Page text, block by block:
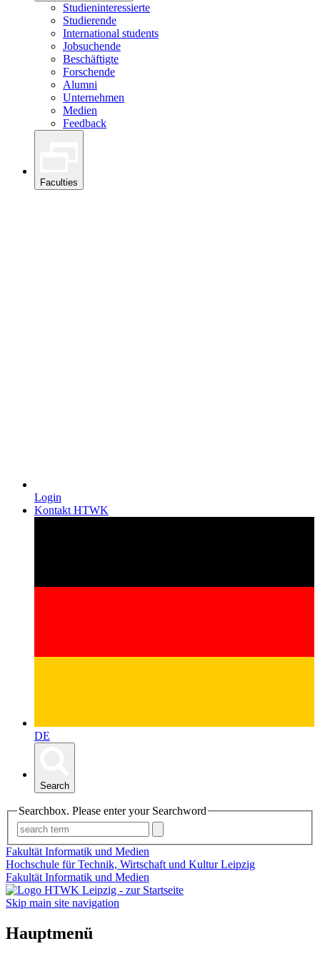
Studieninteressierte
Studierende
International students
Jobsuchende
Beschäftigte
Forschende
Alumni
Unternehmen
Medien
Feedback
Faculties
Login
Kontakt HTWK
DE
Search
Searchbox. Please enter your Searchword
Fakultät Informatik und Medien
Hochschule für Technik, Wirtschaft und Kultur Leipzig
Fakultät Informatik und Medien
Skip main site navigation
Hauptmenü